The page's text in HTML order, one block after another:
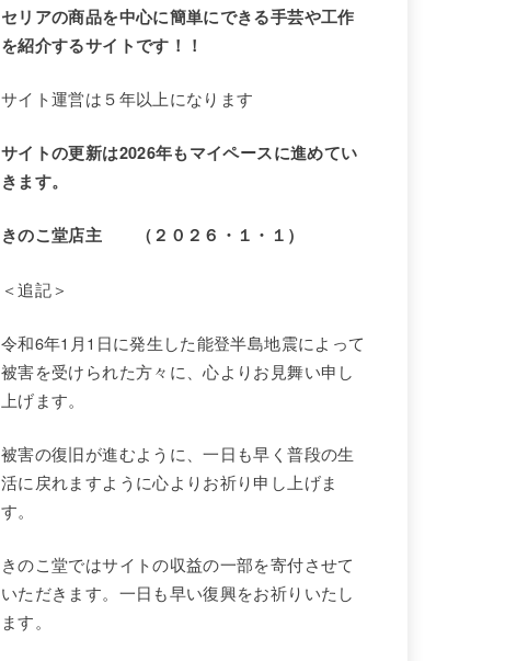
セリアの商品を中心に簡単にできる手芸や工作
を紹介するサイトです！！
サイト運営は５年以上になります
サイトの更新は2026年もマイペースに進めてい
きます。
きのこ堂店主 （２０２６・１・１）
＜追記＞
令和6年1月1日に発生した能登半島地震によって
被害を受けられた方々に、心よりお見舞い申し
上げます。
被害の復旧が進むように、一日も早く普段の生
活に戻れますように心よりお祈り申し上げま
す。
きのこ堂ではサイトの収益の一部を寄付させて
いただきます。一日も早い復興をお祈りいたし
ます。